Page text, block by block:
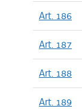
Art. 186
Art. 187
Art. 188
Art. 189